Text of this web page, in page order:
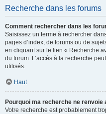
Recherche dans les forums
Comment rechercher dans les
Saisissez un terme à rechercher
pages d’index, de forums ou de
en cliquant sur le lien « Recherche
du forum. L’accès à la recherche
utilisés.
Haut
Pourquoi ma recherche ne renvoie
Votre recherche est probablement